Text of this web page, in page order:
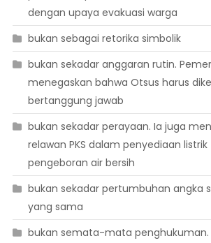
dengan upaya evakuasi warga
bukan sebagai retorika simbolik
bukan sekadar anggaran rutin.
menegaskan bahwa Otsus harus
bertanggung jawab
bukan sekadar perayaan. Ia juga
relawan PKS dalam penyediaan
pengeboran air bersih
bukan sekadar pertumbuhan angka
yang sama
bukan semata-mata penghukuman.